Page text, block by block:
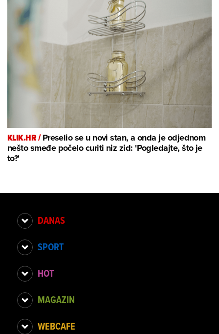
KLIK.HR /Preselio se u novi stan, a onda je odjednom
nešto smeđe počelo curiti niz zid: 'Pogledajte, što je
to?'
DANAS
SPORT
HOT
MAGAZIN
WEBCAFE